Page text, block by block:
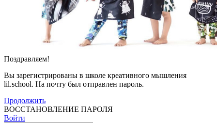
Поздравляем!
Вы зарегистрированы в школе креативного мышления
lil.school. На почту был отправлен пароль.
Продолжить
ВОССТАНОВЛЕНИЕ ПАРОЛЯ
Войти